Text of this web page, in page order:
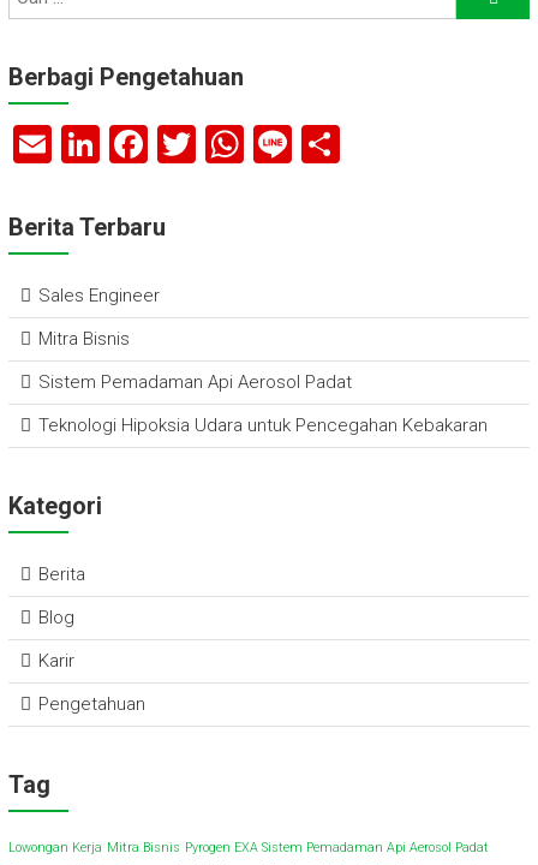
Berbagi Pengetahuan
E
ai
l
Li
e
n
F
ce
o
T W
p
Li S
Berita Terbaru
Sales Engineer
Mitra Bisnis
Sistem Pemadaman Api Aerosol Padat
Teknologi Hipoksia Udara untuk Pencegahan Kebakaran
Kategori
Berita
Blog
Karir
Pengetahuan
Tag
Lowongan Kerja Mitra Bisnis Pyrogen EXA Sistem Pemadaman Api Aerosol Padat